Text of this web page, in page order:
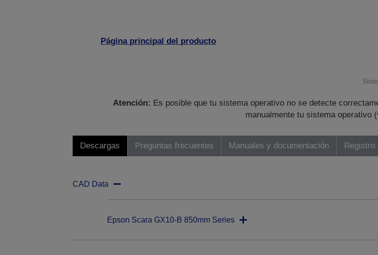
Página principal del producto
Atención: Es posible que tu sistema operativo no se detecte
manualmente tu sistema operativo
Descargas Preguntas frecuentes Manuales y documentación
CAD Data
Epson Scara GX10-B 850mm Series